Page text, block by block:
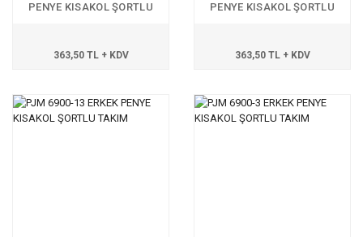
PENYE KISAKOL ŞORTLU
363,50 TL + KDV
PENYE KISAKOL ŞORTLU
363,50 TL + KDV